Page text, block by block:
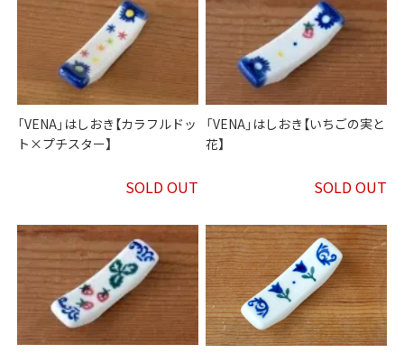
「VENA」はしおき【カラフルドッ
ト×プチスター】
SOLD OUT
「VENA」はしおき【いちごの実と
花】
SOLD OUT